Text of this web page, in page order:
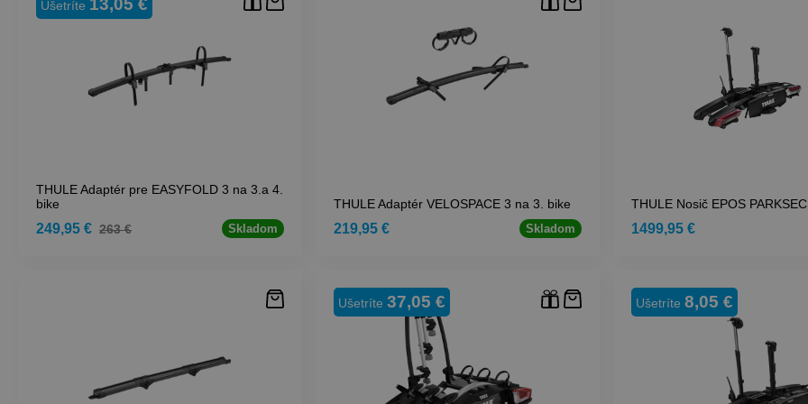
THULE Adaptér pre EASYFOLD 3 na 3.a 4.
bike
Ušetríte 13,05 €
249,95 € 263 € Skladom
THULE Adaptér VELOSPACE 3 na 3. bike
219,95 € Skladom
THULE Nosič EPOS
1499,95 €
Ušetríte 37,05 € Ušetríte 8,05 €